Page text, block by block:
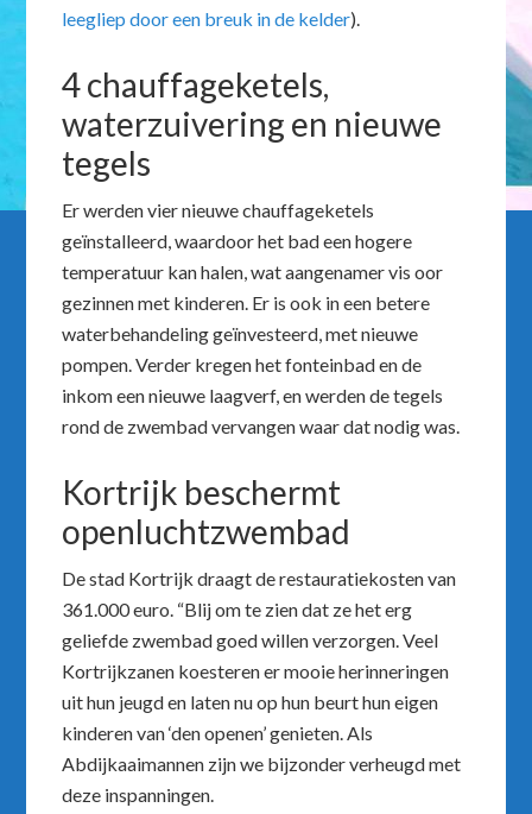
leegliep door een breuk in de kelder).
4 chauffageketels,
waterzuivering en nieuwe
tegels
Er werden vier nieuwe chauffageketels
geïnstalleerd, waardoor het bad een hogere
temperatuur kan halen, wat aangenamer vis oor
gezinnen met kinderen. Er is ook in een betere
waterbehandeling geïnvesteerd, met nieuwe
pompen. Verder kregen het fonteinbad en de
inkom een nieuwe laagverf, en werden de tegels
rond de zwembad vervangen waar dat nodig was.
Kortrijk beschermt
openluchtzwembad
De stad Kortrijk draagt de restauratiekosten van
361.000 euro. “Blij om te zien dat ze het erg
geliefde zwembad goed willen verzorgen. Veel
Kortrijkzanen koesteren er mooie herinneringen
uit hun jeugd en laten nu op hun beurt hun eigen
kinderen van ‘den openen’ genieten. Als
Abdijkaaimannen zijn we bijzonder verheugd met
deze inspanningen.